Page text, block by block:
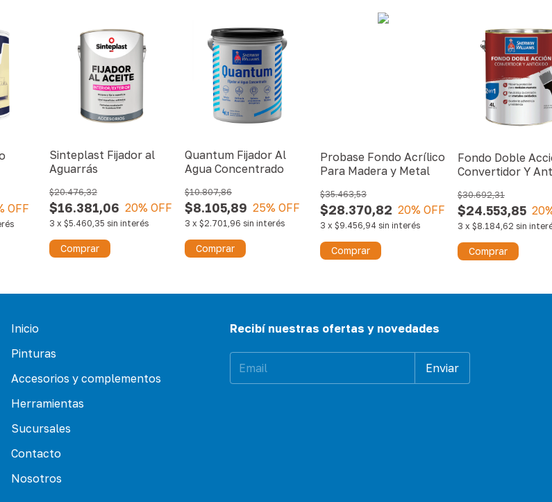
OFF
Sinteplast Fijador al
Aguarrás
$16.381,06
$20.476,32
20% OFF
3 x $5.460,35 sin interés
Comprar
Quantum Fijador Al
Agua Concentrado
$8.105,89
$10.807,86
25% OFF
3 x $2.701,96 sin interés
Comprar
Probase Fondo Acrílico
Para Madera y Metal
$28.370,82
$35.463,53
20% OFF
3 x $9.456,94 sin interés
Comprar
Fondo Doble
Convertidor Y
$24.553,85
$30.692,31
20
3 x $8.184,62 sin
Comprar
Inicio
Pinturas
Accesorios y complementos
Herramientas
Sucursales
Contacto
Nosotros
Recibí nuestras ofertas y novedades